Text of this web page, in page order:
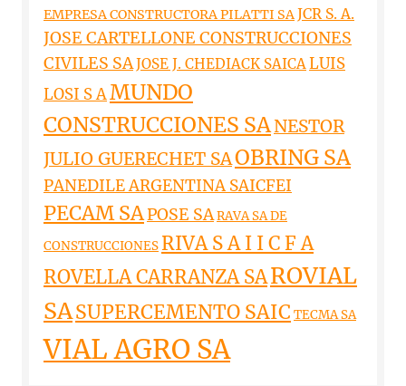
EMPRESA CONSTRUCTORA PILATTI SAJCR S. A.
JOSE CARTELLONE CONSTRUCCIONES
CIVILES SAJOSE J. CHEDIACK SAICALUIS
LOSI S AMUNDO
CONSTRUCCIONES SANESTOR
JULIO GUERECHET SAOBRING SA
PANEDILE ARGENTINA SAICFEI
PECAM SAPOSE SARAVA SA DE
CONSTRUCCIONES RIVA S A I I C F A
ROVELLA CARRANZA SAROVIAL
SASUPERCEMENTO SAIC TECMA SA
VIAL AGRO SA